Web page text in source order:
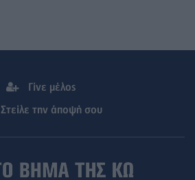
Γίνε μέλος
Στείλε την άποψή σου